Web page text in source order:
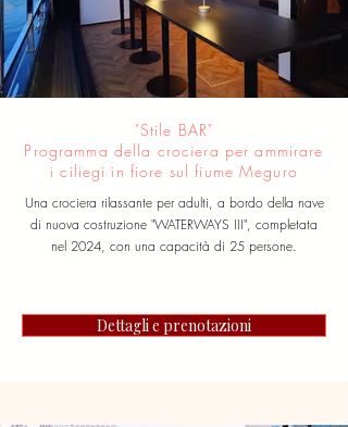
"Stile BAR"
Programma della crociera per ammirare
i ciliegi in fiore sul fiume Meguro
Una crociera rilassante per adulti, a bordo della nave
di nuova costruzione "WATERWAYS III", completata
nel 2024, con una capacità di 25 persone.
Dettagli e prenotazioni